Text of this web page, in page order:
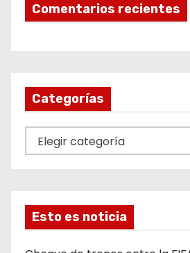
Comentarios recientes
Categorías
a
o
Esto es noticia